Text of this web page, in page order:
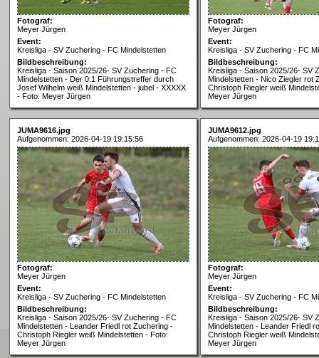
Fotograf:
Meyer Jürgen
Event:
Kreisliga - SV Zuchering - FC Mindelstetten
Bildbeschreibung:
Kreisliga - Saison 2025/26- SV Zuchering - FC
Mindelstetten - Der 0:1 Führungstreffer durch
Josef Wilhelm weiß Mindelstetten - jubel - XXXXX
- Foto: Meyer Jürgen
Fotograf:
Meyer Jürgen
Event:
Kreisliga - SV Zuchering - FC
Bildbeschreibung:
Kreisliga - Saison 2025/26- SV
Mindelstetten - Nico Ziegler rot
Christoph Riegler weiß
Meyer Jürgen
JUMA9616.jpg
Aufgenommen: 2026-04-19 19:15:56
Fotograf:
Meyer Jürgen
Event:
Kreisliga - SV Zuchering - FC Mindelstetten
Bildbeschreibung:
Kreisliga - Saison 2025/26- SV Zuchering - FC
Mindelstetten - Leander Friedl rot Zuchering -
Christoph Riegler weiß Mindelstetten - Foto:
Meyer Jürgen
JUMA9612.jpg
Aufgenommen: 2026-04-19
Fotograf:
Meyer Jürgen
Event:
Kreisliga - SV Zuchering - FC
Bildbeschreibung:
Kreisliga - Saison 2025/26- SV
Mindelstetten - Leander Friedl
Christoph Riegler weiß
Meyer Jürgen